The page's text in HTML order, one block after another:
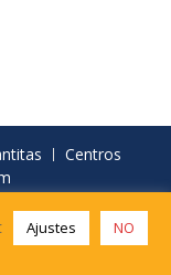
Centros
Hub por
WEN
Ajustes NO